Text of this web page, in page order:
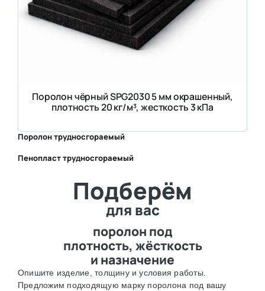
Поролон чёрный SPG2030 5 мм окрашенный,
плотность 20 кг/м³, жесткость 3 кПа
Поролон трудносгораемый
Пенопласт трудносгораемый
Подберём
для вас
поролон под
плотность, жёсткость
и назначение
Опишите изделие, толщину и условия работы.
Предложим подходящую марку поролона под вашу